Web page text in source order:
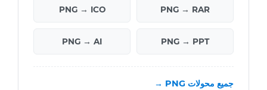
PNG → RAR
PNG → ICO
PNG → PPT
PNG → AI
جميع محولات PNG →